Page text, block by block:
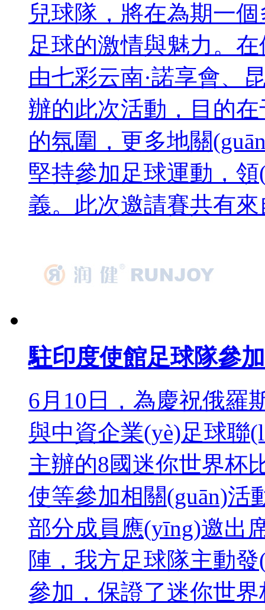
兒球隊，將在為期一個
足球的激情與魅力。在
由七彩云南·諾享會、
辦的此次活動，目
的氛圍，更多地關
堅持參加足球運動，
義。此次邀請賽共有
駐印度使館足球隊參
6月10日，為慶祝
與中資企業(yè)足球聯
主辦的8國迷你世界杯
使等參加相關(guān)活
部分成員應(yīng)邀出席
陣，我方足球隊主動
參加，保證了迷你世